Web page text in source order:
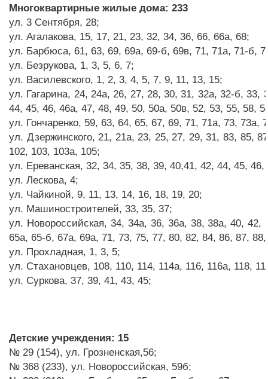
Многоквартирные жилые дома: 233
ул. 3 Сентября, 28;
ул. Агалакова, 15, 17, 21, 23, 32, 34, 36, 66, 66а, 68;
ул. Барбюса, 61, 63, 69, 69а, 69-б, 69в, 71, 71а, 71-б,
ул. Безрукова, 1, 3, 5, 6, 7;
ул. Василевского, 1, 2, 3, 4, 5, 7, 9, 11, 13, 15;
ул. Гагарина, 24, 24а, 26, 27, 28, 30, 31, 32а, 32-б,
44, 45, 46, 46а, 47, 48, 49, 50, 50а, 50в, 52, 53, 55, 58,
ул. Гончаренко, 59, 63, 64, 65, 67, 69, 71, 71а, 73, 73а,
ул. Дзержинского, 21, 21а, 23, 25, 27, 29, 31, 83, 85,
102, 103, 103а, 105;
ул. Ереванская, 32, 34, 35, 38, 39, 40,41, 42, 44, 45,
ул. Лескова, 4;
ул. Чайкиной, 9, 11, 13, 14, 16, 18, 19, 20;
ул. Машиностроителей, 33, 35, 37;
ул. Новороссийская, 34, 34а, 36, 36а, 38, 38а, 40,
65а, 65-б, 67а, 69а, 71, 73, 75, 77, 80, 82, 84, 86, 87,
ул. Прохладная, 1, 3, 5;
ул. Стахановцев, 108, 110, 114, 114а, 116, 116а, 118,
ул. Суркова, 37, 39, 41, 43, 45;
Детские учреждения: 15
№ 29 (154), ул. Грозненская,56;
№ 368 (233), ул. Новороссийская, 59б;